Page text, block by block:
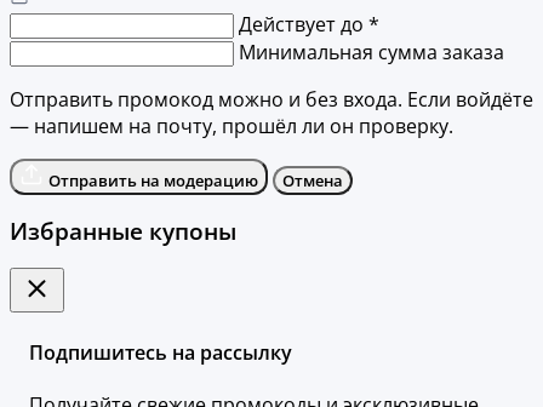
Действует до *
Минимальная сумма заказа
Отправить промокод можно и без входа. Если войдёте
— напишем на почту, прошёл ли он проверку.
Отправить на модерацию Отмена
Избранные купоны
Подпишитесь на рассылку